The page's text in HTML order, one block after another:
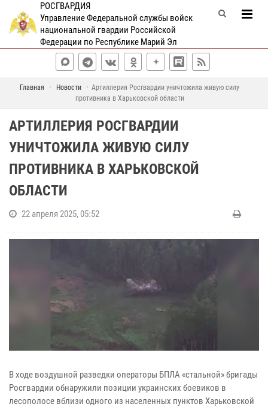
РОСГВАРДИЯ
Управление Федеральной службы войск
национальной гвардии Российской
Федерации по Республике Марий Эл
Главная Новости
Артиллерия Росгвардии уничтожила живую силу
противника в Харьковской области
АРТИЛЛЕРИЯ РОСГВАРДИИ
УНИЧТОЖИЛА ЖИВУЮ СИЛУ
ПРОТИВНИКА В ХАРЬКОВСКОЙ
ОБЛАСТИ
22 апреля 2025, 05:52
В ходе воздушной разведки операторы БПЛА «стальной» бригады
Росгвардии обнаружили позиции украинских боевиков в
лесополосе вблизи одного из населенных пунктов Харьковской